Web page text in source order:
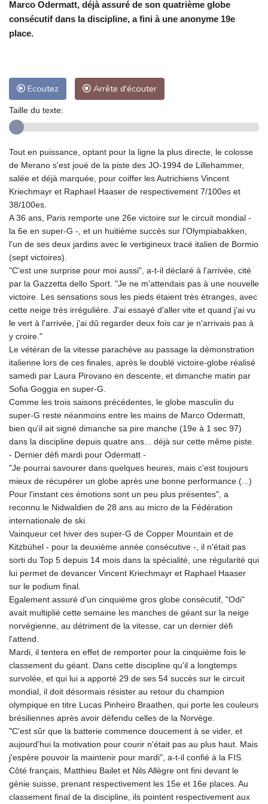
Marco Odermatt, déjà assuré de son quatrième globe
consécutif dans la discipline, a fini à une anonyme 19e
place.
Ecoutez Arrête d'écouter
Taille du texte:
Tout en puissance, optant pour la ligne la plus directe, le colosse
de Merano s'est joué de la piste des JO-1994 de Lillehammer,
salée et déjà marquée, pour coiffer les Autrichiens Vincent
Kriechmayr et Raphael Haaser de respectivement 7/100es et
38/100es.
A 36 ans, Paris remporte une 26e victoire sur le circuit mondial -
la 6e en super-G -, et un huitième succès sur l'Olympiabakken,
l'un de ses deux jardins avec le vertigineux tracé italien de Bormio
(sept victoires).
"C'est une surprise pour moi aussi", a-t-il déclaré à l'arrivée, cité
par la Gazzetta dello Sport. "Je ne m'attendais pas à une nouvelle
victoire. Les sensations sous les pieds étaient très étranges, avec
cette neige très irrégulière. J'ai essayé d'aller vite et quand j'ai vu
le vert à l'arrivée, j'ai dû regarder deux fois car je n'arrivais pas à
y croire."
Le vétéran de la vitesse parachève au passage la démonstration
italienne lors de ces finales, après le doublé victoire-globe réalisé
samedi par Laura Pirovano en descente, et dimanche matin par
Sofia Goggia en super-G.
Comme les trois saisons précédentes, le globe masculin du
super-G reste néanmoins entre les mains de Marco Odermatt,
bien qu'il ait signé dimanche sa pire manche (19e à 1 sec 97)
dans la discipline depuis quatre ans... déjà sur cette même piste.
- Dernier défi mardi pour Odermatt -
"Je pourrai savourer dans quelques heures, mais c'est toujours
mieux de récupérer un globe après une bonne performance (...)
Pour l'instant ces émotions sont un peu plus présentes", a
reconnu le Nidwaldien de 28 ans au micro de la Fédération
internationale de ski.
Vainqueur cet hiver des super-G de Copper Mountain et de
Kitzbühel - pour la deuxième année consécutive -, il n'était pas
sorti du Top 5 depuis 14 mois dans la spécialité, une régularité qui
lui permet de devancer Vincent Kriechmayr et Raphael Haaser
sur le podium final.
Egalement assuré d'un cinquième gros globe consécutif, "Odi"
avait multiplié cette semaine les manches de géant sur la neige
norvégienne, au détriment de la vitesse, car un dernier défi
l'attend.
Mardi, il tentera en effet de remporter pour la cinquième fois le
classement du géant. Dans cette discipline qu'il a longtemps
survolée, et qui lui a apporté 29 de ses 54 succès sur le circuit
mondial, il doit désormais résister au retour du champion
olympique en titre Lucas Pinheiro Braathen, qui porte les couleurs
brésiliennes après avoir défendu celles de la Norvège.
"C'est sûr que la batterie commence doucement à se vider, et
aujourd'hui la motivation pour courir n'était pas au plus haut. Mais
j'espère pouvoir la maintenir pour mardi", a-t-il confié à la FIS.
Côté français, Matthieu Bailet et Nils Allègre ont fini devant le
génie suisse, prenant respectivement les 15e et 16e places. Au
classement final de la discipline, ils pointent respectivement aux